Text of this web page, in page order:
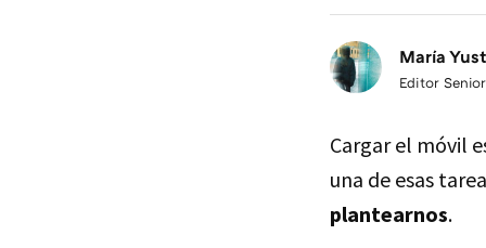
María
Editor Senior
Cargar el móvil
una de esas
plantearnos.